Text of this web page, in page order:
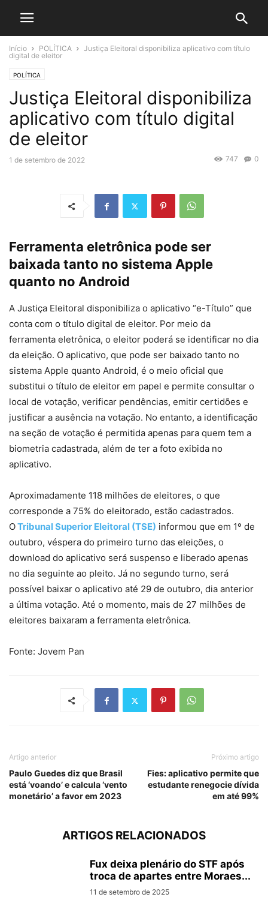
Início POLÍTICA
Justiça Eleitoral disponibiliza aplicativo com título
digital de eleitor
POLÍTICA
Justiça Eleitoral disponibiliza
aplicativo com título digital
de eleitor
1 de setembro de 2022 0
747
Ferramenta eletrônica pode ser
baixada tanto no sistema Apple
quanto no Android
A Justiça Eleitoral disponibiliza o aplicativo “e-Título” que
conta com o título digital de eleitor. Por meio da
ferramenta eletrônica, o eleitor poderá se identificar no dia
da eleição. O aplicativo, que pode ser baixado tanto no
sistema Apple quanto Android, é o meio oficial que
substitui o título de eleitor em papel e permite consultar o
local de votação, verificar pendências, emitir certidões e
justificar a ausência na votação. No entanto, a identificação
na seção de votação é permitida apenas para quem tem a
biometria cadastrada, além de ter a foto exibida no
aplicativo.
Aproximadamente 118 milhões de eleitores, o que
corresponde a 75% do eleitorado, estão cadastrados.
OTribunal Superior Eleitoral (TSE) informou que em 1º de
outubro, véspera do primeiro turno das eleições, o
download do aplicativo será suspenso e liberado apenas
no dia seguinte ao pleito. Já no segundo turno, será
possível baixar o aplicativo até 29 de outubro, dia anterior
a última votação. Até o momento, mais de 27 milhões de
eleitores baixaram a ferramenta eletrônica.
Fonte: Jovem Pan
Artigo anterior
Paulo Guedes diz que Brasil
está ‘voando’ e calcula ‘vento
monetário’ a favor em 2023
Próximo artigo
Fies: aplicativo permite que
estudante renegocie dívida
em até 99%
ARTIGOS RELACIONADOS
Fux deixa plenário do STF após
troca de apartes entre Moraes...
11 de setembro de 2025